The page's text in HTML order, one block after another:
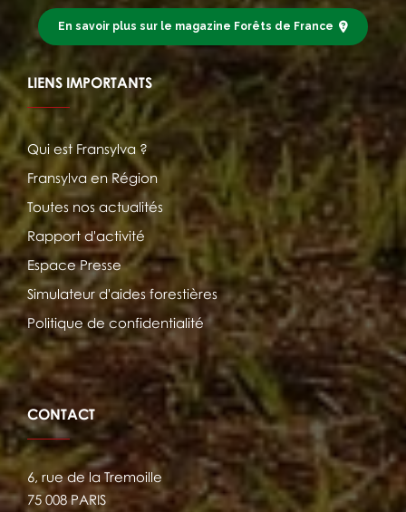
En savoir plus sur le magazine Forêts de France
LIENS IMPORTANTS
Qui est Fransylva ?
Fransylva en Région
Toutes nos actualités
Rapport d'activité
Espace Presse
Simulateur d'aides forestières
Politique de confidentialité
CONTACT
6, rue de la Tremoille
75 008 PARIS